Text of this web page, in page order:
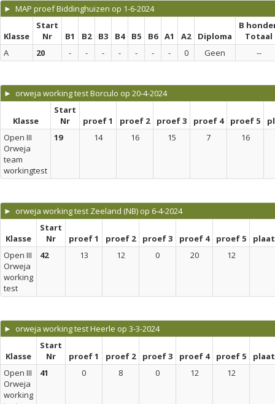
► MAP proef Biddinghuizen op 1-6-2024
Klasse
Start
Nr
B1 B2 B3 B4 B5 B6 A1 A2 Diploma
B
Totaal
A
20 - - - - - - - 0 Geen --
► orweja working test Borculo op 20-4-2024
Klasse
Start
Nr
proef 1 proef 2 proef 3 proef 4 proef 5
Open III
Orweja
team
workingtest
19 14 16 15 7 16
► orweja working test Zeeland (NB) op 6-4-2024
Klasse
Start
Nr
proef 1 proef 2 proef 3 proef 4 proef 5
Open III
Orweja
working
test
42 13 12 0 20 12
► orweja working test Heerle op 3-3-2024
Klasse
Start
Nr
proef 1 proef 2 proef 3 proef 4 proef 5
Open III
Orweja
working
41 0 8 0 12 12